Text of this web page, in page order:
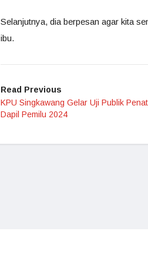
Selanjutnya, dia berpesan agar kita
ibu.
Read Previous
KPU Singkawang Gelar Uji Publik
Dapil Pemilu 2024